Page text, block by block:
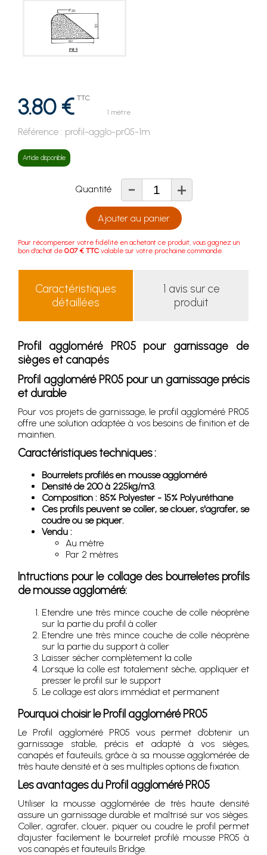
3.80 € TTC
1 mètre
Référence : profil-agglo-pr05-1m
Article disponible
Quantité - +
Ajouter au panier
Pour récompenser votre fidélité en achetant ce produit, vous gagnez un
bon d'achat de 0.07 € TTC valable sur votre prochaine commande.
Caractéristiques
détaillées
1 avis sur ce
produit
Profil aggloméré PR05 pour garnissage de
sièges et canapés
Profil aggloméré PR05 pour un garnissage précis
et durable
Pour vos projets de garnissage, le profil aggloméré PR05
offre une solution adaptée à vos besoins de finition et de
maintien.
Caractéristiques techniques :
Bourrelets profilés en mousse aggloméré
Densité de 200 à 225kg/m3.
Composition : 85% Polyester - 15% Polyuréthane
Ces profils peuvent se coller, se clouer, s'agrafer, se
coudre ou se piquer.
Vendu :
Au mètre
Par 2 mètres
Intructions pour le collage des bourreletes profils
de mousse aggloméré:
Etendre une très mince couche de colle néoprène
sur la partie du profil à coller
Etendre une très mince couche de colle néoprène
sur la partie du support à coller
Laisser sécher complètement la colle
Lorsque la colle est totalement sèche, appliquer et
presser le profil sur le support
Le collage est alors immédiat et permanent
Pourquoi choisir le Profil aggloméré PR05
Le Profil aggloméré PR05 vous permet d’obtenir un
garnissage stable, précis et adapté à vos sièges,
canapés et fauteuils, grâce à sa mousse agglomérée de
très haute densité et à ses multiples options de fixation.
Les avantages du Profil aggloméré PR05
Utiliser la mousse agglomérée de très haute densité
assure un garnissage durable et maîtrisé sur vos sièges.
Coller, agrafer, clouer, piquer ou coudre le profil permet
d’ajuster facilement le bourrelet profilé mousse PR05 à
vos canapés et fauteuils Bridge.